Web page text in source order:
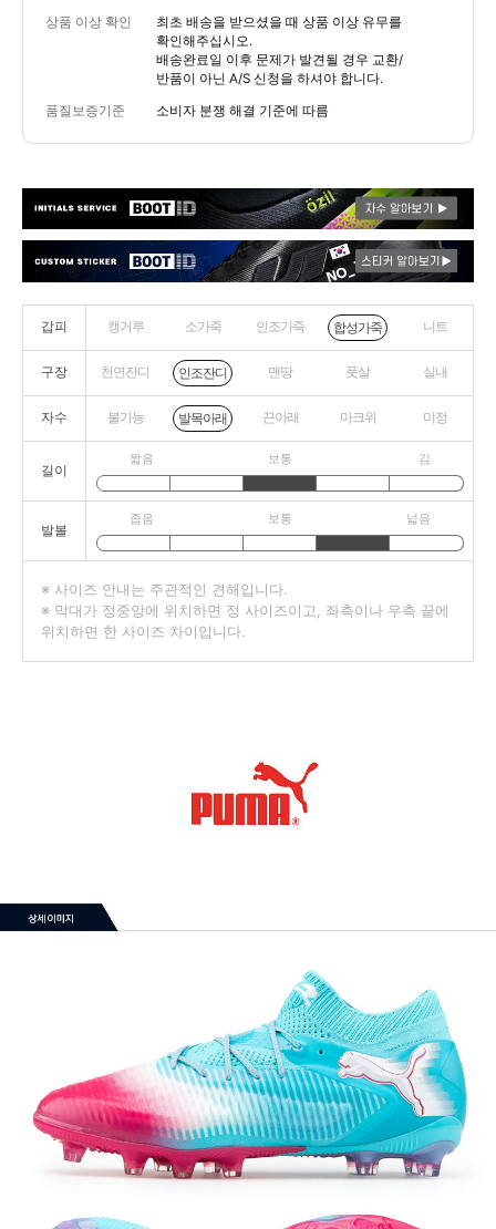
상품 이상 확인
최초 배송을 받으셨을 때 상품 이상 유무를
확인해주십시오.
배송완료일 이후 문제가 발견될 경우 교환/
반품이 아닌 A/S 신청을 하셔야 합니다.
품질보증기준 소비자 분쟁 해결 기준에 따름
갑피 캥거루 소가죽 인조가죽 합성가죽 니트
구장 천연잔디 인조잔디 맨땅 풋살 실내
자수 불가능 발목아래 끈아래 마크위 미정
길이
짧음 보통 김
발볼
좁음 보통 넓음
※ 사이즈 안내는 주관적인 견해입니다.
※ 막대가 정중앙에 위치하면 정 사이즈이고, 좌측이나 우측 끝에
위치하면 한 사이즈 차이입니다.